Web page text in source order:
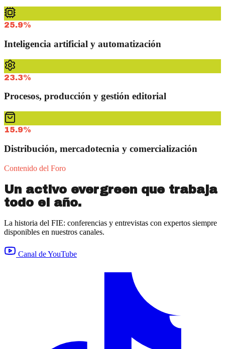
25.9%
Inteligencia artificial y automatización
23.3%
Procesos, producción y gestión editorial
15.9%
Distribución, mercadotecnia y comercialización
Contenido del Foro
Un activo evergreen que trabaja
todo el año.
La historia del FIE: conferencias y entrevistas con expertos siempre
disponibles en nuestros canales.
Canal de YouTube